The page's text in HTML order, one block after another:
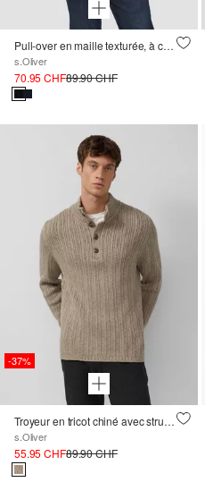
Pull-over en maille texturée, à col camionneur
s.Oliver
70.95 CHF89.90 CHF
-37%
Troyeur en tricot chiné avec structure côtelée
s.Oliver
55.95 CHF89.90 CHF